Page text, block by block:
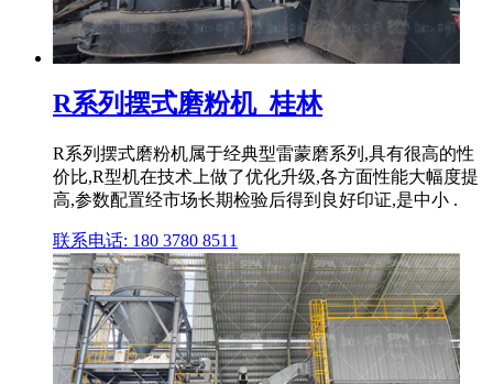
R系列摆式磨粉机_桂林
R系列摆式磨粉机属于经典型雷蒙磨系列,具有很高的性
价比,R型机在技术上做了优化升级,各方面性能大幅度提
高,参数配置经市场长期检验后得到良好印证,是中小 .
联系电话: 180 3780 8511